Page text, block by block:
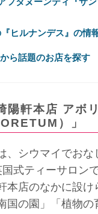
ヒルナンデス』の情
ら話題のお店を探す
陽軒本店 アボ
）」
、シウマイでおな
式ティーサロン
本店のなかに設け
国の園」「植物の